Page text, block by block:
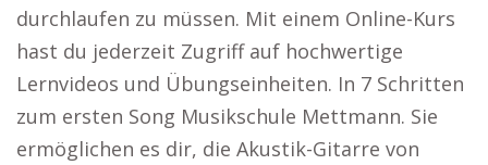
durchlaufen zu müssen. Mit einem Online-Kurs
hast du jederzeit Zugriff auf hochwertige
Lernvideos und Übungseinheiten. In 7 Schritten
zum ersten Song Musikschule Mettmann. Sie
ermöglichen es dir, die Akustik-Gitarre von